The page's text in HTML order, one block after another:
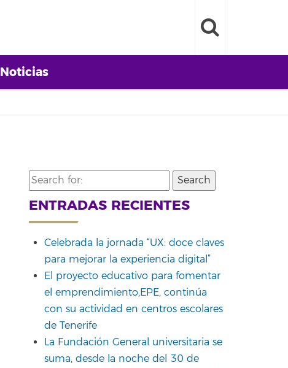
Noticias
Search
for:
ENTRADAS RECIENTES
Celebrada la jornada “UX: doce claves
para mejorar la experiencia digital”
El proyecto educativo para fomentar
el emprendimiento,EPE, continúa
con su actividad en centros escolares
de Tenerife
La Fundación General universitaria se
suma, desde la noche del 30 de